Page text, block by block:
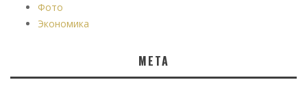
Фото
Экономика
МЕТА